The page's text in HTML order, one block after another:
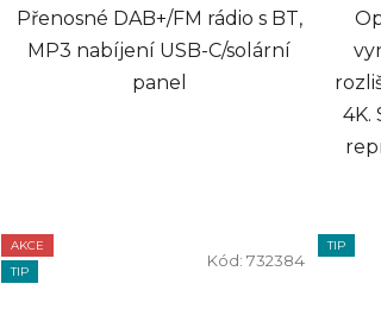
Přenosné DAB+/FM rádio s BT,
MP3 nabíjení USB-C/solární
panel
4K.
AKCE
TIP
Kód: 732384
TIP